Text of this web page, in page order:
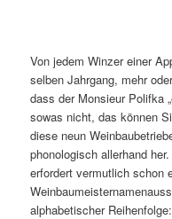
Von jedem Winzer einer
selben Jahrgang, mehr
dass der Monsieur Polifka
sowas nicht, das können
diese neun
phonologisch allerhand
erfordert vermutlich schon
alphabetischer Reihenfolge: